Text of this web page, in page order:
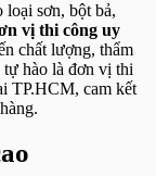
loại sơn, bột bả,
vị thi công uy
chất lượng, thẩm
tự hào là đơn vị thi
TP.HCM, cam kết